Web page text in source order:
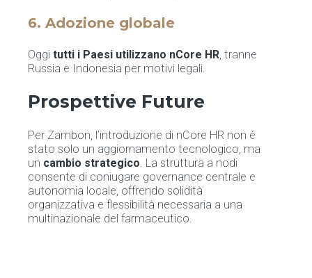
6. Adozione globale
Oggi tutti i Paesi utilizzano nCore HR, tranne
Russia e Indonesia per motivi legali.
Prospettive Future
Per Zambon, l’introduzione di nCore HR non è
stato solo un aggiornamento tecnologico, ma
un cambio strategico. La struttura a nodi
consente di coniugare governance centrale e
autonomia locale, offrendo solidità
organizzativa e flessibilità necessaria a una
multinazionale del farmaceutico.